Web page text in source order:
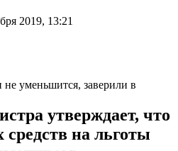
2019, 13:21
уменьшится, заверили в
утверждает, что
на льготы